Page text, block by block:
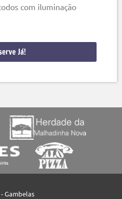
com iluminação
Já!
Gambelas